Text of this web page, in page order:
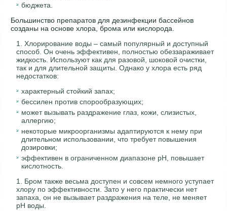
бюджета.
Большинство препаратов для дезинфекции бассейнов
созданы на основе хлора, брома или кислорода.
Хлорирование воды – самый популярный и доступный
способ. Он очень эффективен, полностью обеззараживает
жидкость. Используют как для разовой, шоковой очистки,
так и для длительной защиты. Однако у хлора есть ряд
недостатков:
характерный стойкий запах;
бессилен против спорообразующих;
может вызывать раздражение глаз, кожи, слизистых,
аллергию;
некоторые микроорганизмы адаптируются к нему при
длительном использовании, что требует повышения
дозировки;
эффективен в ограниченном диапазоне рН, повышает
кислотность.
Бром также весьма доступен и совсем немного уступает
хлору по эффективности. Зато у него практически нет
запаха, он не вызывает раздражения на теле, не меняет
рН воды.